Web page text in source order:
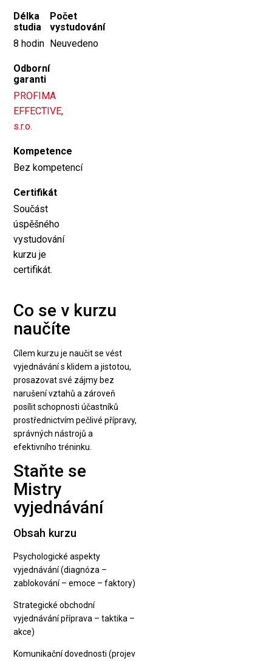
Délka
studia
8 hodin
Počet
vystudování
Neuvedeno
Odborní
garanti
PROFIMA
EFFECTIVE,
s.r.o.
Kompetence
Bez kompetencí
Certifikát
Součást
úspěšného
vystudování
kurzu je
certifikát.
Co se v kurzu
naučíte
Cílem kurzu je naučit se vést
vyjednávání s klidem a jistotou,
prosazovat své zájmy bez
narušení vztahů a zároveň
posílit schopnosti účastníků
prostřednictvím pečlivé přípravy,
správných nástrojů a
efektivního tréninku.
Staňte se
Mistry
vyjednávání
Obsah kurzu
Psychologické aspekty
vyjednávání (diagnóza –
zablokování – emoce – faktory)
Strategické obchodní
vyjednávání příprava – taktika –
akce)
Komunikační dovednosti (projev